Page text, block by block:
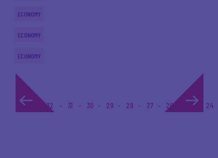
ECONOMY
ECONOMY
ECONOMY
1... 32 31 30 29 28 27 26 25 24